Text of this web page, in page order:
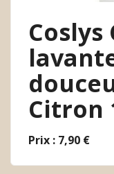
Coslys
Citron
Prix : 7,90 €